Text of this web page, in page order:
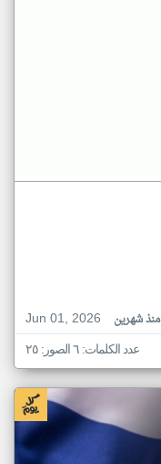
Jun 01, 2026
منذ شهرين
عدد الكلمات: ٦ الصور: ٢٥